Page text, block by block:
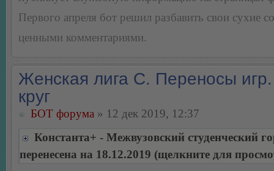
Первого апреля бот решил разбавить свои сухие
ценными комментариями.
Женская лига С. Переносы
круг
БОТ форума » 12 дек 2019, 12:37
Константа+ - Межвузовский студенческий
перенесена на 18.12.2019 (щелкните для